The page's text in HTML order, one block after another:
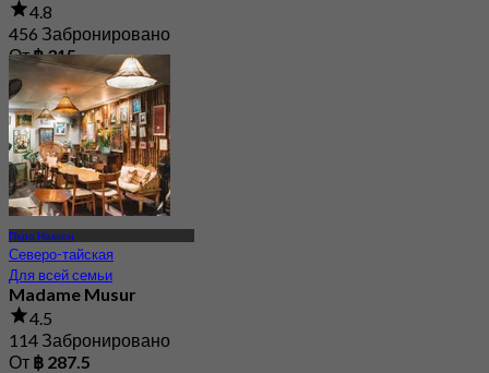
4.8
456 Забронировано
От฿ 315
Пхра Накхон
Северо-тайская
Для всей семьи
Madame Musur
4.5
114 Забронировано
От ฿ 287.5